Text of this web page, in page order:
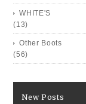
WHITE'S
(13)
Other Boots
(56)
New Posts